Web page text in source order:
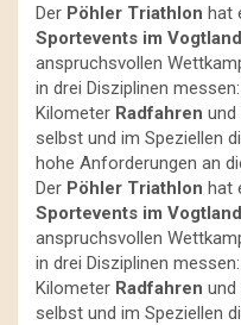
Der Pöhler Triathlon hat
Sportevents im Vogtland
anspruchsvollen
in drei Disziplinen
Kilometer Radfahren und
selbst und im Speziellen
hohe Anforderungen an
Der Pöhler Triathlon hat
Sportevents im Vogtland
anspruchsvollen
in drei Disziplinen
Kilometer Radfahren und
selbst und im Speziellen